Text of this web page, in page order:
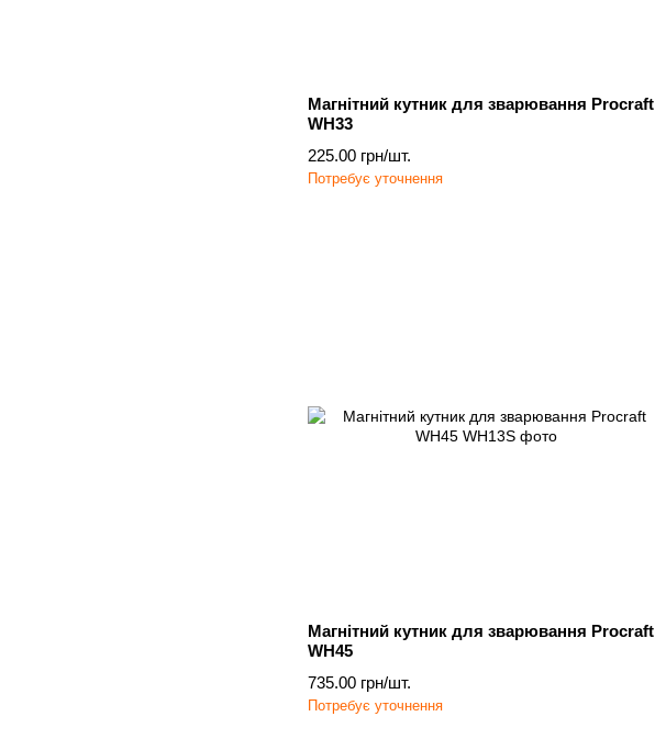
Магнітний кутник для зварювання Procraft
WH33
225.00 грн/шт.
Потребує уточнення
Магнітний кутник для зварювання Procraft
WH45
735.00 грн/шт.
Потребує уточнення